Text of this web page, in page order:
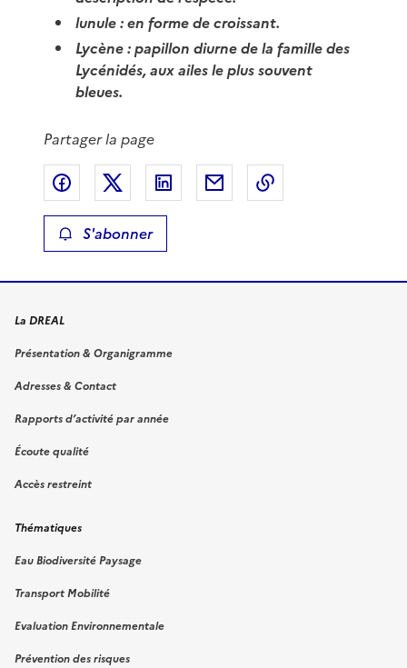
lunule: en forme de croissant.
Lycène: papillon diurne de la famille des
Lycénidés, aux ailes le plus souvent
bleues.
Partager la page
Partager sur Facebook
Partager sur XPartager sur LinkedIn
Partager par email
S'abonner
La DREAL
Présentation & Organigramme
Adresses & Contact
Rapports d’activité par année
Écoute qualité
Accès restreint
Thématiques
Eau Biodiversité Paysage
Transport Mobilité
Evaluation Environnementale
Prévention des risques